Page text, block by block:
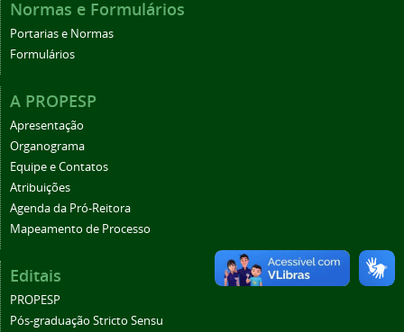
Normas e Formulários
Portarias e Normas
Formulários
A PROPESP
Apresentação
Organograma
Equipe e Contatos
Atribuições
Agenda da Pró-Reitora
Mapeamento de Processo
Editais
PROPESP
Pós-graduação Stricto Sensu